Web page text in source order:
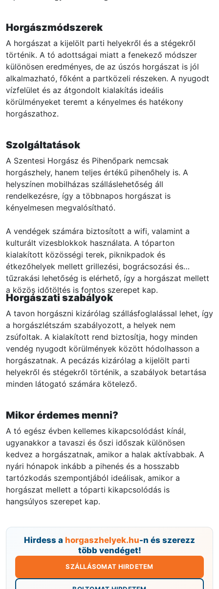
Horgászmódszerek
A horgászat a kijelölt parti helyekről és a stégekről
történik. A tó adottságai miatt a fenekező módszer
különösen eredményes, de az úszós horgászat is jól
alkalmazható, főként a partközeli részeken. A nyugodt
vízfelület és az átgondolt kialakítás ideális
körülményeket teremt a kényelmes és hatékony
horgászathoz.
Szolgáltatások
A Szentesi Horgász és Pihenőpark nemcsak
horgászhely, hanem teljes értékű pihenőhely is. A
helyszínen mobilházas szálláslehetőség áll
rendelkezésre, így a többnapos horgászat is
kényelmesen megvalósítható.
A vendégek számára biztosított a wifi, valamint a
kulturált vizesblokkok használata. A tóparton
kialakított közösségi terek, piknikpadok és
étkezőhelyek mellett grillezési, bográcsozási és
tűzrakási lehetőség is elérhető, így a horgászat mellett
a közös időtöltés is fontos szerepet kap.
Horgászati szabályok
A tavon horgászni kizárólag szállásfoglalással lehet, így
a horgászlétszám szabályozott, a helyek nem
zsúfoltak. A kialakított rend biztosítja, hogy minden
vendég nyugodt körülmények között hódolhasson a
horgászatnak. A pecázás kizárólag a kijelölt parti
helyekről és stégekről történik, a szabályok betartása
minden látogató számára kötelező.
Mikor érdemes menni?
A tó egész évben kellemes kikapcsolódást kínál,
ugyanakkor a tavaszi és őszi időszak különösen
kedvez a horgászatnak, amikor a halak aktívabbak. A
nyári hónapok inkább a pihenés és a hosszabb
tartózkodás szempontjából ideálisak, amikor a
horgászat mellett a tóparti kikapcsolódás is
hangsúlyos szerepet kap.
Hirdess a horgaszhelyek.hu-n és szerezz
több vendéget!
SZÁLLÁSOMAT HIRDETEM